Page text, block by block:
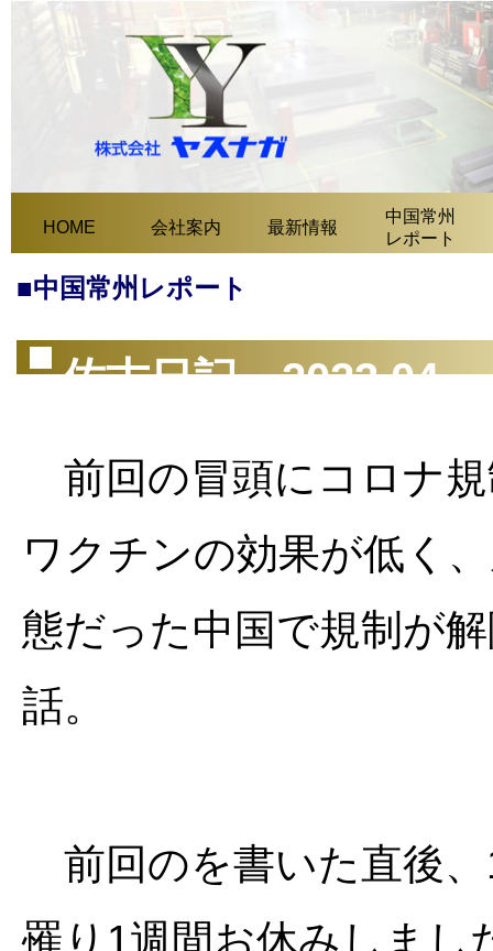
HOME 会社案内 最新情報
中国常州
レポート
■中国常州レポート
佐古日記 2023.04
前回の冒頭にコロナ
ワクチンの効果が低く
態だった中国で規制が
話。
前回のを書いた直後
罹り1週間お休みしまし